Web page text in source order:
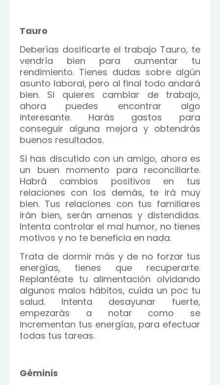
Tauro
Deberías dosificarte el trabajo Tauro, te
vendría bien para aumentar tu
rendimiento. Tienes dudas sobre algún
asunto laboral, pero al final todo andará
bien. Si quieres cambiar de trabajo,
ahora puedes encontrar algo
interesante. Harás gastos para
conseguir alguna mejora y obtendrás
buenos resultados.
Si has discutido con un amigo, ahora es
un buen momento para reconciliarte.
Habrá cambios positivos en tus
relaciones con los demás, te irá muy
bien. Tus relaciones con tus familiares
irán bien, serán amenas y distendidas.
Intenta controlar el mal humor, no tienes
motivos y no te beneficia en nada.
Trata de dormir más y de no forzar tus
energías, tienes que recuperarte.
Replantéate tu alimentación olvidando
algunos malos hábitos, cuída un poc tu
salud. Intenta desayunar fuerte,
empezarás a notar como se
incrementan tus energías, para efectuar
todas tus tareas.
Géminis